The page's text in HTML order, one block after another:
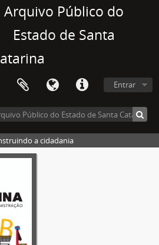
Arquivo Público do
Estado de Santa
Entrar
a cidadania